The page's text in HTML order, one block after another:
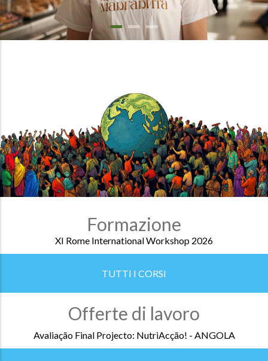
Offerte di lavoro
Avaliação Final Projecto: NutriAcção! - ANGOLA
Formazione
XI Rome International Workshop 2026
TUTTI I CORSI